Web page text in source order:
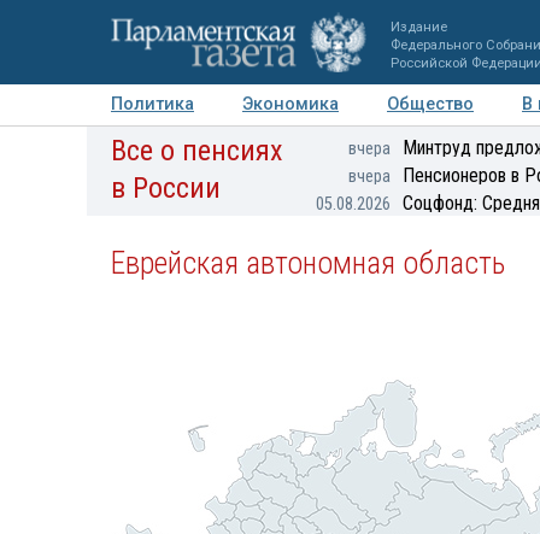
Издание
Федерального
Российской
Политика Экономика Общество
В
Авторы Персоны Мнения Регионы
Все о пенсиях
в России
вчера Минтруд
вчера Пенсионеров в
05.08.2026 Соцфонд:
Еврейская автономная область